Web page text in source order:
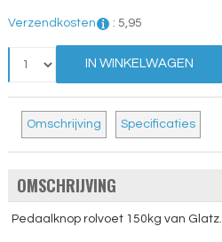
Verzendkosten : 5,95
IN WINKELWAGEN
Omschrijving Specificaties
OMSCHRIJVING
Pedaalknop rolvoet 150kg van Glatz.